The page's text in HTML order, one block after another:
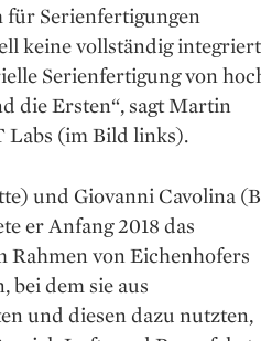
Serienfertigungen
keine vollständig
Serienfertigung von
die Ersten“, sagt Martin
Labs (im Bild links).
und Giovanni Cavolina
er Anfang 2018 das
von Eichenhofers
dem sie aus
und diesen dazu nutzten,